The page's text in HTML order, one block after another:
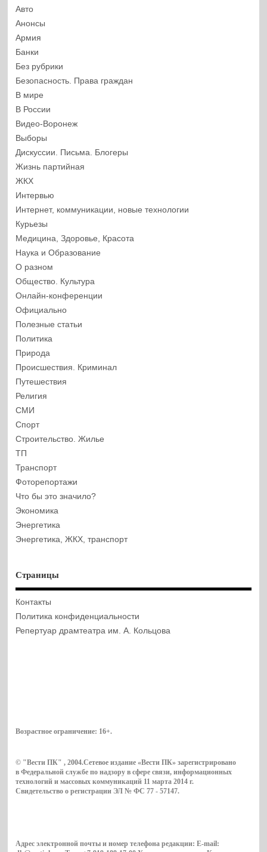
Авто
Анонсы
Армия
Банки
Без рубрики
Безопасность. Права граждан
В мире
В России
Видео-Воронеж
Выборы
Дискуссии. Письма. Блогеры
Жизнь партийная
ЖКХ
Интервью
Интернет, коммуникации, новые технологии
Курьезы
Медицина, Здоровье, Красота
Наука и Образование
О разном
Общество. Культура
Онлайн-конференции
Официально
Полезные статьи
Политика
Природа
Происшествия. Криминал
Путешествия
Религия
СМИ
Спорт
Строительство. Жилье
ТП
Транспорт
Фоторепортажи
Что бы это значило?
Экономика
Энергетика
Энергетика, ЖКХ, транспорт
Страницы
Контакты
Политика конфиденциальности
Репертуар драмтеатра им. А. Кольцова
Возрастное ограничение: 16+.
© "Вести ПК" , 2004.Сетевое издание «Вести ПК» зарегистрировано
в Федеральной службе по надзору в сфере связи, информационных
технологий и массовых коммуникаций 11 марта 2014 г.
Свидетельство о регистрации ЭЛ № ФС 77 - 57147.
Адрес электронной почты и номер телефона редакции: E-mail: